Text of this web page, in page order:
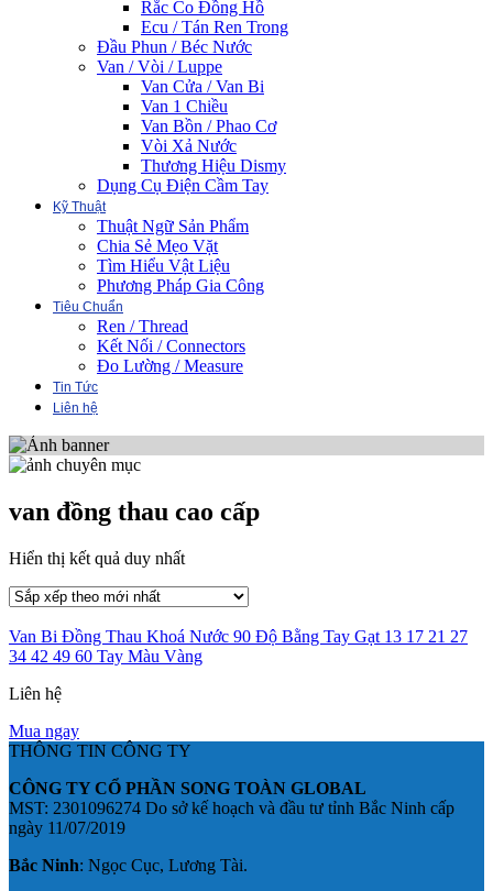
Rắc Co Đồng Hồ
Ecu / Tán Ren Trong
Đầu Phun / Béc Nước
Van / Vòi / Luppe
Van Cửa / Van Bi
Van 1 Chiều
Van Bồn / Phao Cơ
Vòi Xả Nước
Thương Hiệu Dismy
Dụng Cụ Điện Cầm Tay
Kỹ Thuật
Thuật Ngữ Sản Phẩm
Chia Sẻ Mẹo Vặt
Tìm Hiểu Vật Liệu
Phương Pháp Gia Công
Tiêu Chuẩn
Ren / Thread
Kết Nối / Connectors
Đo Lường / Measure
Tin Tức
Liên hệ
van đồng thau cao cấp
Hiển thị kết quả duy nhất
Van Bi Đồng Thau Khoá Nước 90 Độ Bằng Tay Gạt 13 17 21 27
34 42 49 60 Tay Màu Vàng
Liên hệ
Mua ngay
THÔNG TIN CÔNG TY
CÔNG TY CỔ PHẦN SONG TOÀN GLOBAL
MST: 2301096274 Do sở kế hoạch và đầu tư tỉnh Bắc Ninh cấp
ngày 11/07/2019
Bắc Ninh: Ngọc Cục, Lương Tài.